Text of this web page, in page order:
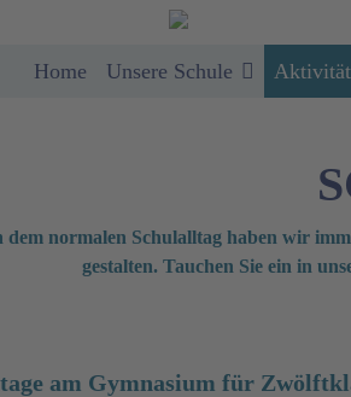
Home Unsere Schule
dem normalen Schulalltag haben wir
gestalten. Tauchen Sie ein in
am Gymnasium für